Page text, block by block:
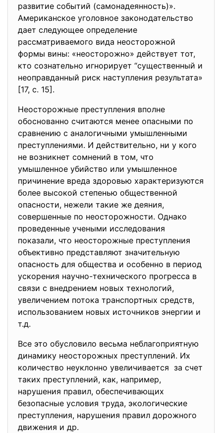
развитие событий (самонадеянность)».
Американское уголовное законодательство
дает следующее определение
рассматриваемого вида неосторожной
формы вины: «неосторожно» действует тот,
кто сознательно игнорирует “существенный и
неоправданный риск наступления результата»
[17, с. 15].
Неосторожные преступления вполне
обоснованно считаются менее опасными по
сравнению с аналогичными умышленными
преступлениями. И действительно, ни у кого
не возникнет сомнений в том, что
умышленное убийство или умышленное
причинение вреда здоровью характеризуются
более высокой степенью общественной
опасности, нежели такие же деяния,
совершенные по неосторожности. Однако
проведенные учеными исследования
показали, что неосторожные преступления
объективно представляют значительную
опасность для общества и особенно в период
ускорения научно-технического прогресса в
связи с внедрением новых технологий,
увеличением потока транспортных средств,
использованием новых источников энергии и
т.д.
Все это обусловило весьма неблагоприятную
динамику неосторожных преступлений. Их
количество неуклонно увеличивается за счет
таких преступлений, как, например,
нарушения правил, обеспечивающих
безопасные условия труда, экологические
преступления, нарушения правил дорожного
движения и др.